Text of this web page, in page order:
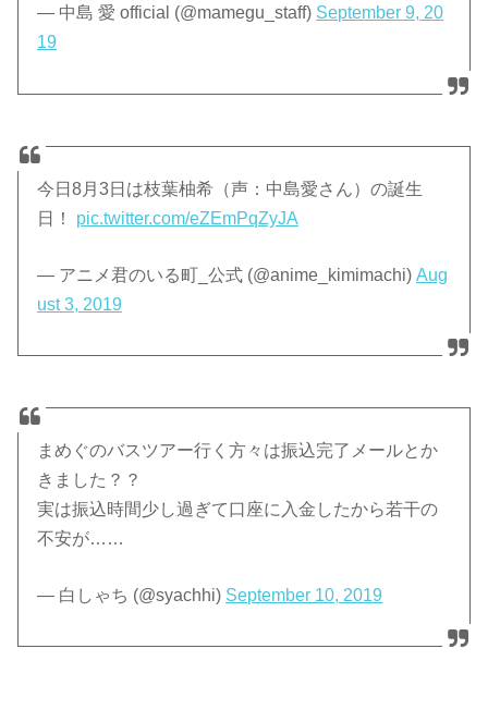
— 中島 愛 official (@mamegu_staff) September 9, 20
19
今日8月3日は枝葉柚希（声：中島愛さん）の誕生
日！ pic.twitter.com/eZEmPqZyJA
— アニメ君のいる町_公式 (@anime_kimimachi)Aug
ust 3, 2019
まめぐのバスツアー行く方々は振込完了メールとか
きました？？
実は振込時間少し過ぎて口座に入金したから若干の
不安が……
— 白しゃち (@syachhi) September 10, 2019